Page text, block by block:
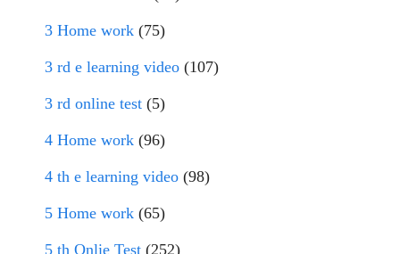
3 Home work (75)
3 rd e learning video (107)
3 rd online test (5)
4 Home work (96)
4 th e learning video (98)
5 Home work (65)
5 th Onlie Test (252)